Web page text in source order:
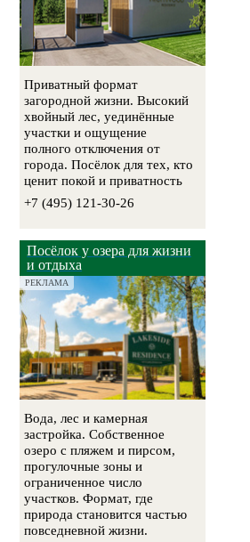
Приватный формат
загородной жизни. Высокий
хвойный лес, уединённые
участки и ощущение
полного отключения от
города. Посёлок для тех, кто
ценит покой и приватность
+7 (495) 121-30-26
Посёлок у озера для жизни
и отдыха
РЕКЛАМА
Вода, лес и камерная
застройка. Собственное
озеро с пляжем и пирсом,
прогулочные зоны и
ограниченное число
участков. Формат, где
природа становится частью
повседневной жизни.